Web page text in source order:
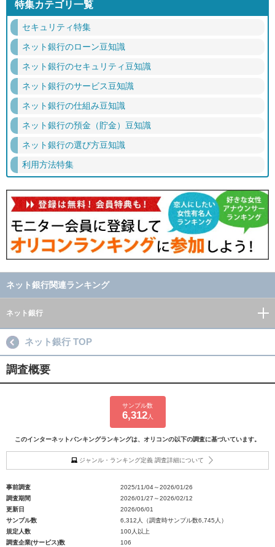
特集カテゴリ一覧
セキュリティ特集
ネット銀行のローン豆知識
ネット銀行のセキュリティ豆知識
ネット銀行のサービス豆知識
ネット銀行の仕組み豆知識
ネット銀行の預金（貯金）豆知識
ネット銀行の選び方豆知識
利用方法特集
ネット銀行関連ランキング
ネット銀行
ネット銀行 TOP
調査概要
サンプル数
6,312人
このインターネットバンキングランキングは、オリコンの以下の調査に基づいています。
ジャンル・ランキング定義 調査詳細について
事前調査
2025/11/04～2026/01/26
調査期間
2026/01/27～2026/02/12
更新日
2026/06/01
サンプル数
6,312人（調査時サンプル数6,745人）
規定人数
100人以上
調査企業(サービス)数
106